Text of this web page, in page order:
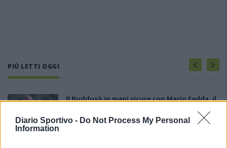
Diario Sportivo - Do Not Process My Personal
Information
PIÙ LETTI OGGI
Il Buddusò in mani sicure con Mario Fadda, il
5 Ago 2026